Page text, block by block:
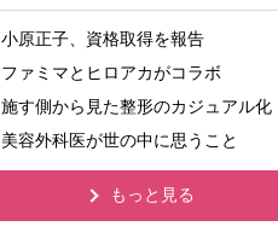
小原正子、資格取得を報告
ファミマとヒロアカがコラボ
施す側から見た整形のカジュアル化
美容外科医が世の中に思うこと
もっと見る